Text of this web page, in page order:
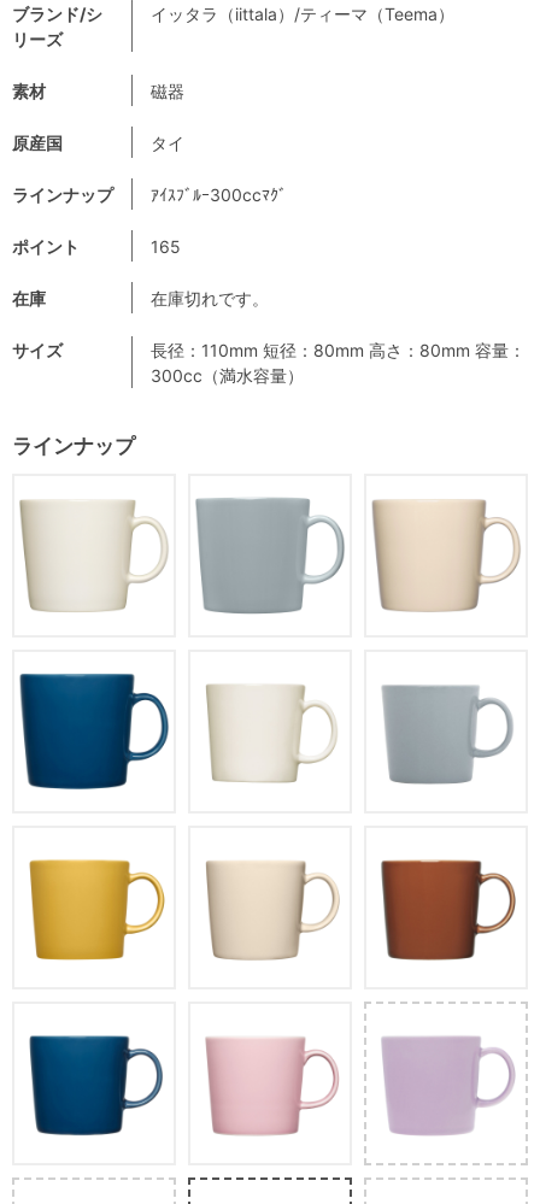
ブランド/シ
リーズ
イッタラ（iittala）/ティーマ（Teema）
素材 磁器
原産国 タイ
ラインナップ ｱｲｽﾌﾞﾙｰ300ccﾏｸﾞ
ポイント 165
在庫 在庫切れです。
サイズ
長径：110mm 短径：80mm 高さ：80mm 容量：
300cc（満水容量）
ラインナップ